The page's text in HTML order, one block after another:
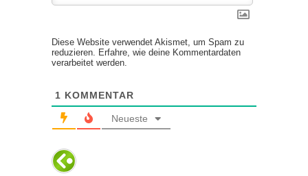
Diese Website verwendet Akismet, um Spam zu
reduzieren. Erfahre, wie deine Kommentardaten
verarbeitet werden.
1 KOMMENTAR
Neueste